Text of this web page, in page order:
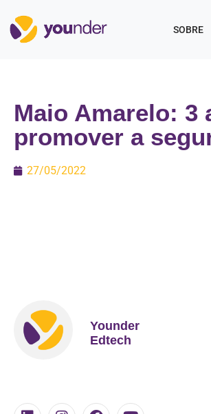
SOBRE
Maio Amarelo: 3
promover a
27/05/2022
Younder
Edtech